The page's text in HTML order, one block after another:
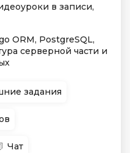
в записи,
ORM, PostgreSQL,
серверной части и
задания
Чат